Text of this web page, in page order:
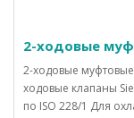
2-ходовые
2-ходовые
ходовые клапаны
по ISO 228/1 Для